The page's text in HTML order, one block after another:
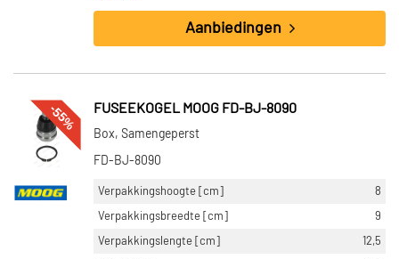
Aanbiedingen
-55% FUSEEKOGEL MOOG FD-BJ-8090
Box, Samengeperst
FD-BJ-8090
Verpakkingshoogte [cm]
8
Verpakkingsbreedte [cm]
9
Verpakkingslengte [cm]
12,5